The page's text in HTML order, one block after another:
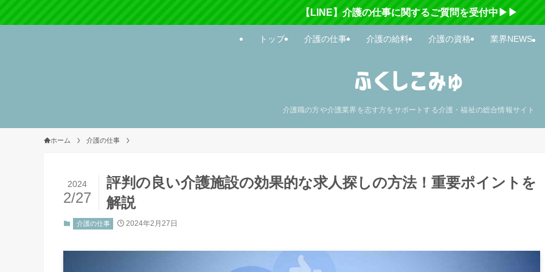
【LINE】介護の仕事に関するご質問を受付中▶▶
介護職の方や介護業界を志す方をサポートする介護・福祉の総合情報サイト
トップ 介護の仕事 介護の給料 介護の資格 業界NEWS
ホーム 介護の仕事
評判の良い介護施設の効果的な求人探しの方法！重要ポイントを
解説
2024
2/27
介護の仕事 2024年2月27日